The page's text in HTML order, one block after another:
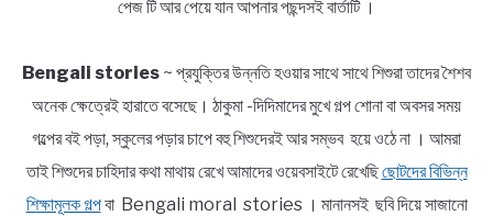
পেজ টি আর পেয়ে যান আপনার পছন্দসই বার্তাটি ।
Bengali stories ~ প্রযুক্তির উন্নতি হওয়ার সাথে সাথে শিশুরা তাদের শৈশব
অনেক ক্ষেত্রেই হারাতে বসেছে। ঠাকুমা -দিদিমাদের মুখে গল্প শোনা বা অবসর সময়
গল্পের বই পড়া, স্কুলের পড়ার চাপে বহু শিশুদেরই আর সম্ভব হয়ে ওঠে না । আমরা
তাই শিশুদের চাহিদার কথা মাথায় রেখে আমাদের ওয়েবসাইটে রেখেছিছোটদের বিভিন্ন
শিক্ষামূলক গল্পবা Bengali moral stories । মানানসই ছবি দিয়ে সাজানো